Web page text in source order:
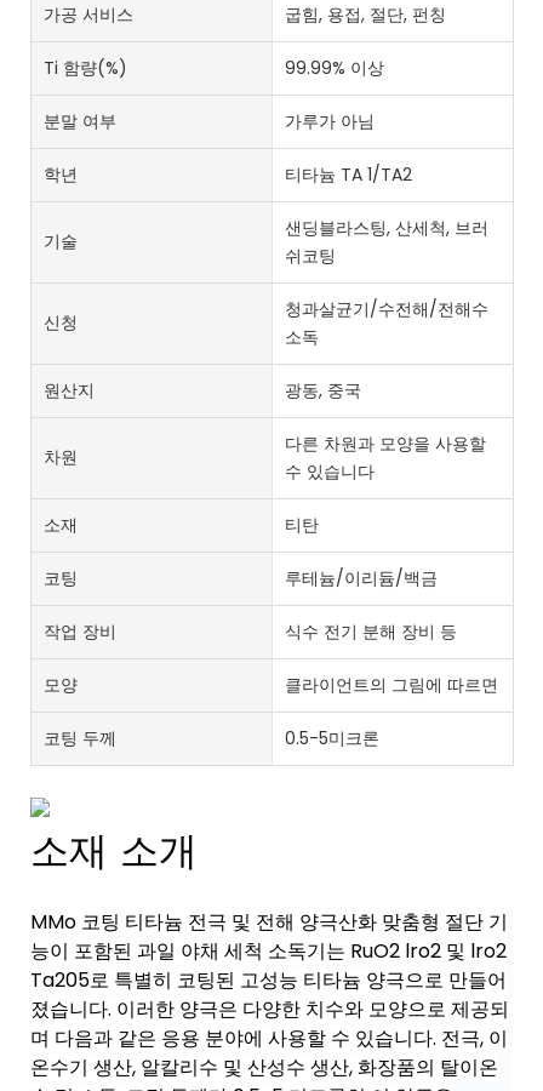
가공 서비스 굽힘, 용접, 절단, 펀칭
Ti 함량(%) 99.99% 이상
분말 여부 가루가 아님
학년 티타늄 TA 1/TA2
기술
샌딩블라스팅, 산세척, 브러
쉬코팅
신청
청과살균기/수전해/전해수
소독
원산지 광동, 중국
차원
다른 차원과 모양을 사용할
수 있습니다
소재 티탄
코팅 루테늄/이리듐/백금
작업 장비 식수 전기 분해 장비 등
모양 클라이언트의 그림에 따르면
코팅 두께 0.5-5미크론
소재 소개
MMo 코팅 티타늄 전극 및 전해 양극산화 맞춤형 절단 기
능이 포함된 과일 야채 세척 소독기는 RuO2 lro2 및 lro2
Ta205로 특별히 코팅된 고성능 티타늄 양극으로 만들어
졌습니다. 이러한 양극은 다양한 치수와 모양으로 제공되
며 다음과 같은 응용 분야에 사용할 수 있습니다. 전극, 이
온수기 생산, 알칼리수 및 산성수 생산, 화장품의 탈이온